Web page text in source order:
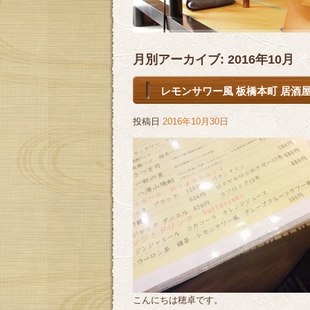
月別アーカイブ: 2016年10月
レモンサワー風 板橋本町 居酒
投稿日 2016年10月30日
こんにちは穂卓です。